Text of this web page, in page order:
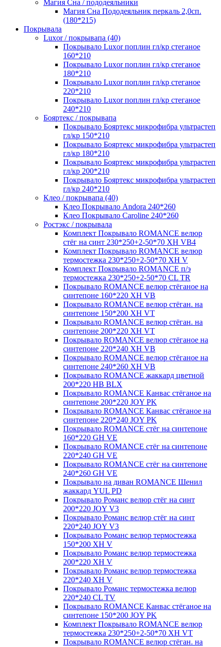
Магия Сна / пододеяльники
Магия Сна Пододеяльник перкаль 2,0сп.
(180*215)
Покрывала
Luxor / покрывапа (40)
Покрывало Luxor поплин гл/кр стеганое
160*210
Покрывало Luxor поплин гл/кр стеганое
180*210
Покрывало Luxor поплин гл/кр стеганое
220*210
Покрывало Luxor поплин гл/кр стеганое
240*210
Бояртекс / покрывапа
Покрывало Бояртекс микрофибра ультрастеп
гл/кр 150*210
Покрывало Бояртекс микрофибра ультрастеп
гл/кр 180*210
Покрывало Бояртекс микрофибра ультрастеп
гл/кр 200*210
Покрывало Бояртекс микрофибра ультрастеп
гл/кр 240*210
Клео / покрывапа (40)
Клео Покрывало Andora 240*260
Клео Покрывало Caroline 240*260
Ростэкс / покрывала
Комплект Покрывало ROMANCE велюр
стёг на синт 230*250+2-50*70 XH VB4
Комплект Покрывало ROMANCE велюр
термостежка 230*250+2-50*70 XH V
Комплект Покрывало ROMANCE п/э
термостежка 230*250+2-50*70 CL TR
Покрывало ROMANCE велюр стёганое на
синтепоне 160*220 XH VB
Покрывало ROMANCE велюр стёган. на
синтепоне 150*200 XH VT
Покрывало ROMANCE велюр стёган. на
синтепоне 200*220 XH VT
Покрывало ROMANCE велюр стёганое на
синтепоне 220*240 XH VB
Покрывало ROMANCE велюр стёганое на
синтепоне 240*260 XH VB
Покрывало ROMANCE жаккард цветной
200*220 HB BLX
Покрывало ROMANCE Канвас стёганое на
синтепоне 200*220 JOY PK
Покрывало ROMANCE Канвас стёганое на
синтепоне 220*240 JOY PK
Покрывало ROMANCE стёг на синтепоне
160*220 GH VE
Покрывало ROMANCE стёг на синтепоне
220*240 GH VE
Покрывало ROMANCE стёг на синтепоне
240*260 GH VE
Покрывало на диван ROMANCE Шенил
жаккард YUL PD
Покрывало Романс велюр стёг на синт
200*220 JOY V3
Покрывало Романс велюр стёг на синт
220*240 JOY V3
Покрывало Романс велюр термостежка
150*200 XH V
Покрывало Романс велюр термостежка
200*220 XH V
Покрывало Романс велюр термостежка
220*240 XH V
Покрывало Романс термостежка велюр
220*240 CL TV
Покрывало ROMANCE Канвас стёганое на
синтепоне 150*200 JOY PK
Комплект Покрывало ROMANCE велюр
термостежка 230*250+2-50*70 XH VT
Покрывало ROMANCE велюр стёган. на